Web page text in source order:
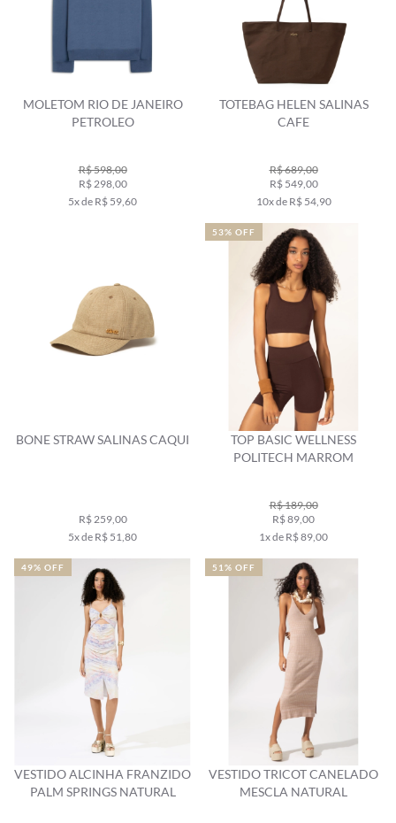
MOLETOM RIO DE JANEIRO
PETROLEO
R$ 598,00
R$ 298,00
5x de R$ 59,60
TOTEBAG HELEN SALINAS
CAFE
R$ 689,00
R$ 549,00
10x de R$ 54,90
BONE STRAW SALINAS CAQUI
R$ 259,00
5x de R$ 51,80
TOP BASIC WELLNESS
POLITECH MARROM
R$ 189,00
R$ 89,00
1x de R$ 89,00
53% OFF
VESTIDO ALCINHA FRANZIDO
PALM SPRINGS NATURAL
49% OFF
VESTIDO TRICOT CANELADO
MESCLA NATURAL
51% OFF